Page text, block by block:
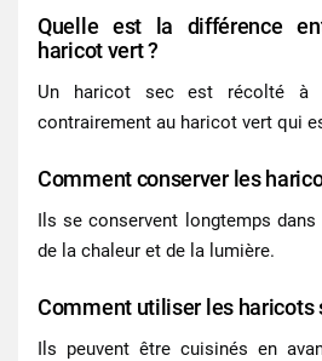
Quelle est la différence
haricot vert ?
Un haricot secest récolté à
contrairement au haricot vert qui
Comment conserver les
Ils se conservent longtemps dans
de la chaleur et de la lumière.
Comment utiliser les haricots
Ils peuvent être cuisinés en